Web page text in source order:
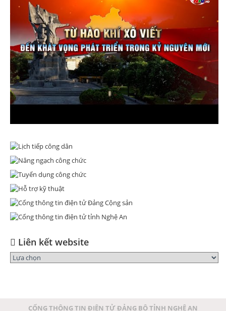
Liên kết website
CỔNG THÔNG TIN ĐIỆN TỬ ĐẢNG BỘ TỈNH NGHỆ AN